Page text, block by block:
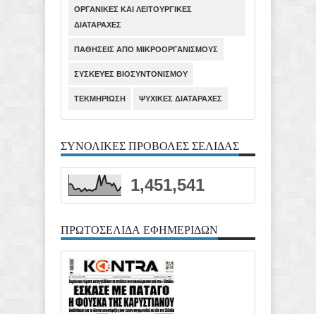
ΟΡΓΑΝΙΚΕΣ ΚΑΙ ΛΕΙΤΟΥΡΓΙΚΕΣ
ΔΙΑΤΑΡΑΧΕΣ
ΠΑΘΗΣΕΙΣ ΑΠΟ ΜΙΚΡΟΟΡΓΑΝΙΣΜΟΥΣ
ΣΥΣΚΕΥΕΣ ΒΙΟΣΥΝΤΟΝΙΣΜΟΥ
ΤΕΚΜΗΡΙΩΣΗ ΨΥΧΙΚΕΣ ΔΙΑΤΑΡΑΧΕΣ
ΣΥΝΟΛΙΚΕΣ ΠΡΟΒΟΛΕΣ ΣΕΛΙΔΑΣ
1,451,541
ΠΡΩΤΟΣΕΛΙΔΑ ΕΦΗΜΕΡΙΔΩΝ